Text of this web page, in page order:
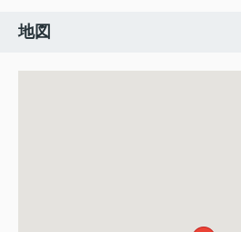
地図